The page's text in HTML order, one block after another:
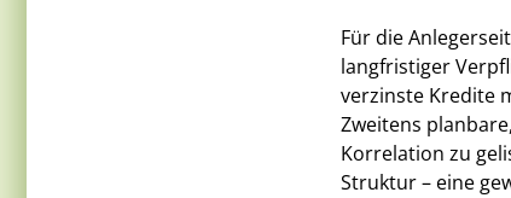
Für die
langfristiger
verzinste Kredite
Zweitens
Korrelation zu
Struktur – eine